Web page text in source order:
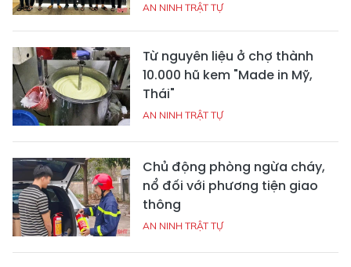
AN NINH TRẬT TỰ
Từ nguyên liệu ở chợ thành
10.000 hũ kem "Made in Mỹ,
Thái"
AN NINH TRẬT TỰ
Chủ động phòng ngừa cháy,
nổ đối với phương tiện giao
thông
AN NINH TRẬT TỰ